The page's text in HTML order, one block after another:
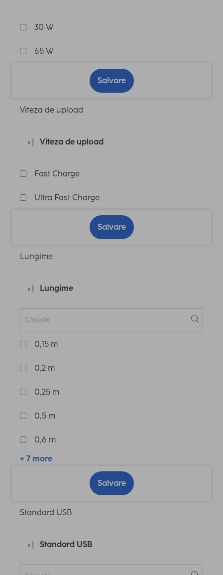
30 W
65 W
Salvare
Viteza de upload
Viteza de upload
Fast Charge
Ultra Fast Charge
Salvare
Lungime
Lungime
0,15 m
0,2 m
0,25 m
0,5 m
0,6 m
+ 7 more
Salvare
Standard USB
Standard USB